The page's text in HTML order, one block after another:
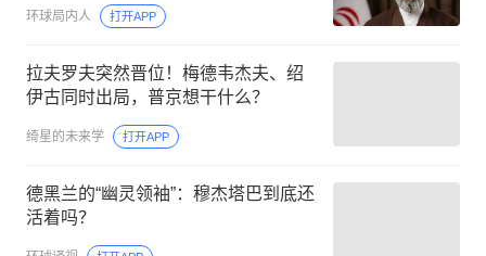
环球局内人 打开APP
拉夫罗夫突然晋位！梅德韦杰夫、绍
伊古同时出局，普京想干什么？
绮星的未来学 打开APP
德黑兰的“幽灵领袖”：穆杰塔巴到底还
活着吗？